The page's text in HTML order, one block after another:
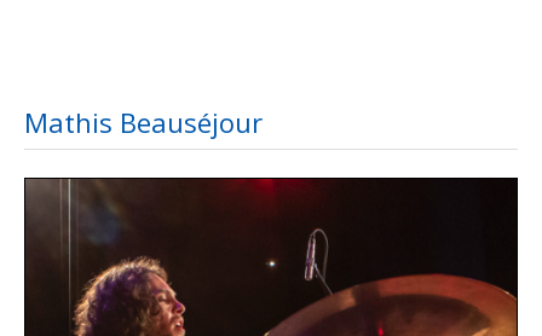
Mathis Beauséjour